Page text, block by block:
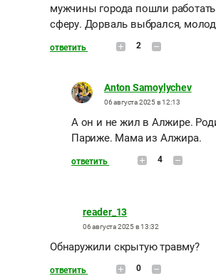
мужчины города пошли работать
сферу. Дорваль выбрался,
ответить 2
Anton Samoylychev
06 августа 2025 в 12:13
А он и не жил в Алжире.
Париже. Мама из Алжира.
ответить 4
reader_13
06 августа 2025 в 13:32
Обнаружили скрытую травму?
ответить 0